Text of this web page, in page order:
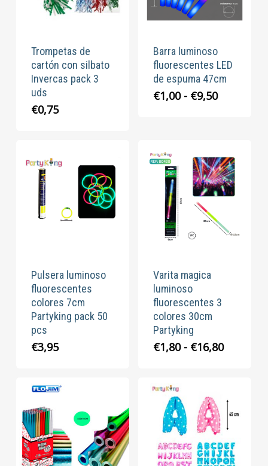
Trompetas de
cartón con silbato
Invercas pack 3
uds
€0,75
Barra luminoso
fluorescentes LED
de espuma 47cm
€1,00 - €9,50Rango
hasta
€9,50
Pulsera luminoso
fluorescentes
colores 7cm
Partyking pack 50
pcs
€3,95
Varita magica
luminoso
fluorescentes 3
colores 30cm
Partyking
€1,80 - €16,80Rango
€1,80
hasta
€16,80